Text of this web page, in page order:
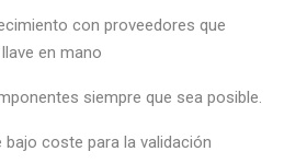
con proveedores que
en mano
siempre que sea posible.
coste para la validación